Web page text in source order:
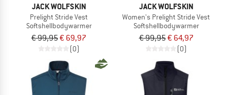
JACK WOLFSKIN
Prelight Stride Vest
Softshellbodywarmer
€ 99,95€ 69,97
(0)
JACK WOLFSKIN
Women's Prelight Stride Vest
Softshellbodywarmer
€ 99,95€ 64,97
(0)